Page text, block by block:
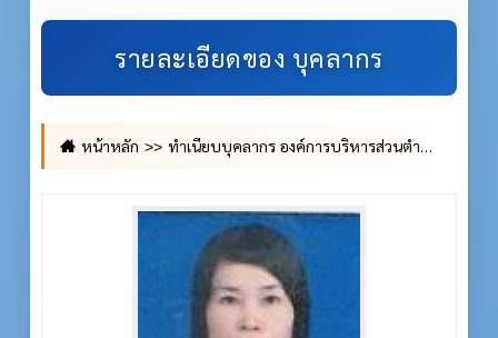
รายละเอียดของ บุคลากร
หน้าหลัก ทำเนียบบุคลากร องค์การบริหารส่วนตำบลโนนขวาง